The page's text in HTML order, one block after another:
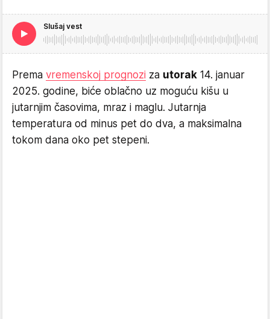
Slušaj vest
Prema vremenskoj prognozi za utorak 14. januar
2025. godine, biće oblačno uz moguću kišu u
jutarnjim časovima, mraz i maglu. Jutarnja
temperatura od minus pet do dva, a maksimalna
tokom dana oko pet stepeni.